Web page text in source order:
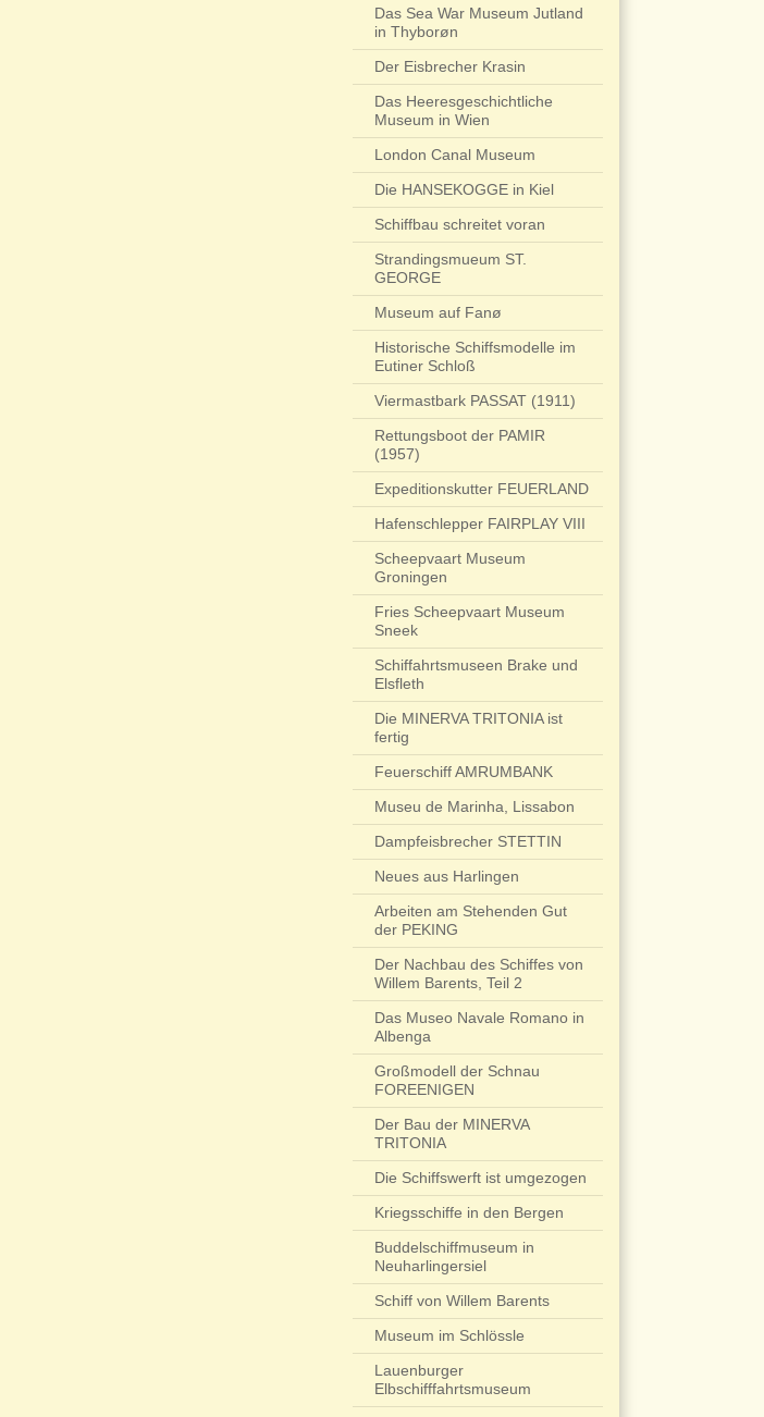
Das Sea War Museum Jutland
in Thyborøn
Der Eisbrecher Krasin
Das Heeresgeschichtliche
Museum in Wien
London Canal Museum
Die HANSEKOGGE in Kiel
Schiffbau schreitet voran
Strandingsmueum ST.
GEORGE
Museum auf Fanø
Historische Schiffsmodelle im
Eutiner Schloß
Viermastbark PASSAT (1911)
Rettungsboot der PAMIR
(1957)
Expeditionskutter FEUERLAND
Hafenschlepper FAIRPLAY VIII
Scheepvaart Museum
Groningen
Fries Scheepvaart Museum
Sneek
Schiffahrtsmuseen Brake und
Elsfleth
Die MINERVA TRITONIA ist
fertig
Feuerschiff AMRUMBANK
Museu de Marinha, Lissabon
Dampfeisbrecher STETTIN
Neues aus Harlingen
Arbeiten am Stehenden Gut
der PEKING
Der Nachbau des Schiffes von
Willem Barents, Teil 2
Das Museo Navale Romano in
Albenga
Großmodell der Schnau
FOREENIGEN
Der Bau der MINERVA
TRITONIA
Die Schiffswerft ist umgezogen
Kriegsschiffe in den Bergen
Buddelschiffmuseum in
Neuharlingersiel
Schiff von Willem Barents
Museum im Schlössle
Lauenburger
Elbschifffahrtsmuseum